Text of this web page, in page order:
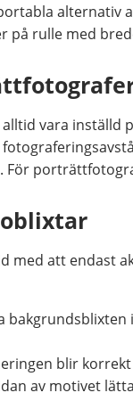
rulle med
vara inställd
För
med att endast
blir
av motivet